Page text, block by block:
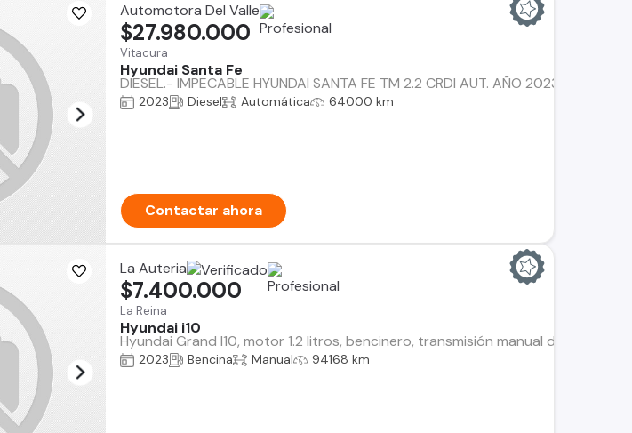
Automotora Del Valle
Vitacura
Hyundai Santa Fe
DIESEL.- IMPECABLE HYUNDAI SANTA FE TM 2.2 CRDI AUT. AÑO 2023, 2
$27.980.000
2023 Diesel Automática 64000 km
Contactar ahora
La Auteria
La Reina
Hyundai i10
Hyundai Grand I10, motor 1.2 litros, bencinero, transmisión manual de 5
$7.400.000
2023 Bencina Manual 94168 km